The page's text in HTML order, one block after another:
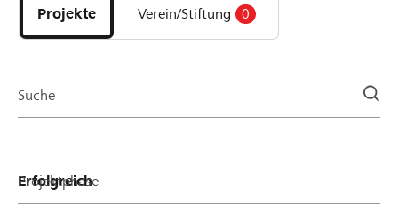
und
Organisationen
Projekte Verein/Stiftung 0
Suche
Projektphase